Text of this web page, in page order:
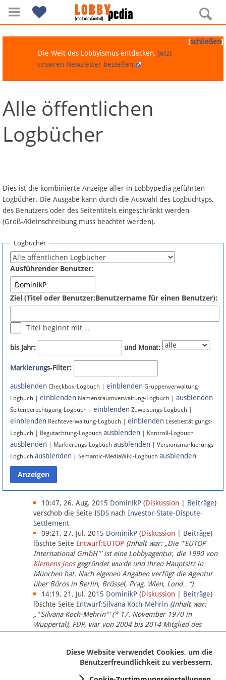
Navigation
Über Lobbypedia
Artikel nach Kategorien
FAQ
Fördermitglied werden
Fehler melden
Newsletter
Bluesky
Facebook
Instagram
Anmelden
Datenschutz
Über Lobbypedia
Impressum
[schließen]
Die Welt des Lobbyismus entdecken. Jetzt
unseren Newsletter bestellen.
Alle öffentlichen
Logbücher
Dies ist die kombinierte Anzeige aller in Lobbypedia geführten
Logbücher. Die Ausgabe kann durch die Auswahl des Logbuchtyps,
des Benutzers oder des Seitentitels eingeschränkt werden
(Groß-/Kleinschreibung muss beachtet werden).
Logbücher
Ausführender Benutzer:
Ziel (Titel oder Benutzer:Benutzername für einen Benutzer):
Titel beginnt mit …
bis Jahr: und Monat:
Markierungs-Filter:
ausblenden Checkbox-Logbuch | einblenden Gruppenverwaltung-
Logbuch | einblenden Namensraumverwaltung-Logbuch | ausblenden
Seitenberechtigung-Logbuch | einblenden Zuweisungs-Logbuch |
einblenden Rechteverwaltung-Logbuch | einblenden Lesebestätigungs-
Logbuch | Begutachtung-Logbuch ausblenden | Kontroll-Logbuch
ausblenden | Markierungs-Logbuch ausblenden | Versionsmarkierungs-
Logbuch ausblenden | Semantic-MediaWiki-Logbuch ausblenden
10:47, 26. Aug. 2015 DominikP (Diskussion Beiträge)
verschob die Seite ISDS nach Investor-State-Dispute-
Settlement
09:21, 27. Jul. 2015 DominikP (Diskussion Beiträge)
löschte Seite Entwurf:EUTOP (Inhalt war: „Die '''EUTOP
International GmbH''' ist eine Lobbyagentur, die 1990 von
Klemens Joosgegründet wurde und ihren Hauptsitz in
München hat. Nach eigenen Angaben verfügt die Agentur
über Büros in Berlin, Brüssel, Prag, Wien, Lond…“)
14:19, 21. Jul. 2015 DominikP (Diskussion Beiträge)
löschte Seite Entwurf:Silvana Koch-Mehrin (Inhalt war:
„'''Silvana Koch-Mehrin''' (* 17. November 1970 in
Wuppertal), FDP, war von 2004 bis 2014 Mitglied des
Europäischen Parlaments, seit November 2014 ist sie für
Diese Website verwendet Cookies, um die
Benutzerfreundlichkeit zu verbessern.